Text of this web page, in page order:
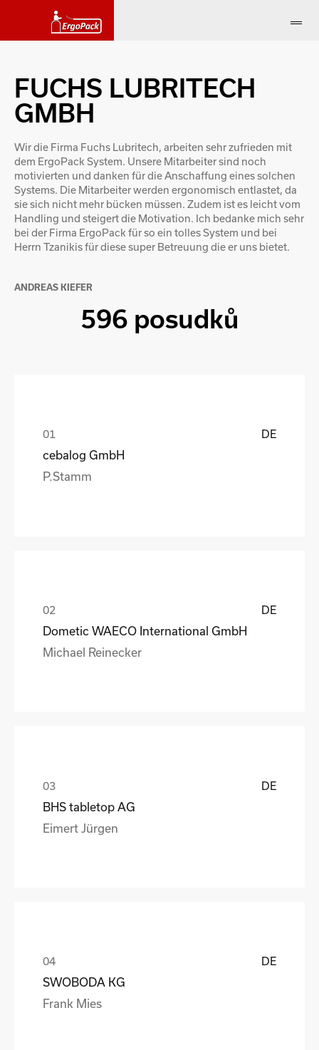
FUCHS LUBRITECH
GMBH
Wir die Firma Fuchs Lubritech, arbeiten sehr zufrieden mit
dem ErgoPack System. Unsere Mitarbeiter sind noch
motivierten und danken für die Anschaffung eines solchen
Systems. Die Mitarbeiter werden ergonomisch entlastet, da
sie sich nicht mehr bücken müssen. Zudem ist es leicht vom
Handling und steigert die Motivation. Ich bedanke mich sehr
bei der Firma ErgoPack für so ein tolles System und bei
Herrn Tzanikis für diese super Betreuung die er uns bietet.
ANDREAS KIEFER
596 posudků
DE
cebalog GmbH
P.Stamm
DE
Dometic WAECO International GmbH
Michael Reinecker
DE
BHS tabletop AG
Eimert Jürgen
DE
SWOBODA KG
Frank Mies